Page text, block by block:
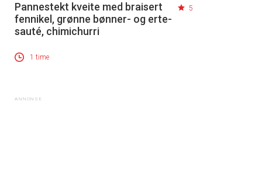
Pannestekt kveite med braisert
fennikel, grønne bønner- og erte-
sauté, chimichurri
5
1 time